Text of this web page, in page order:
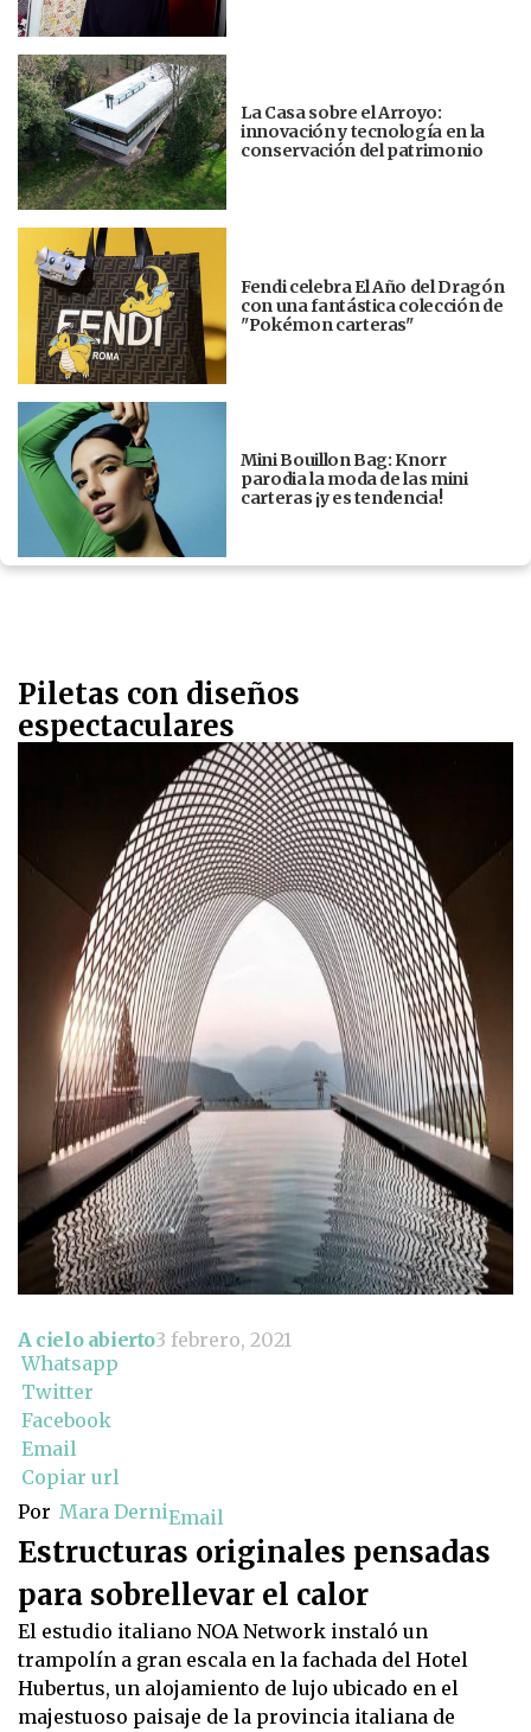
La Casa sobre el Arroyo:
innovación y tecnología en la
conservación del patrimonio
Fendi celebra El Año del Dragón
con una fantástica colección de
"Pokémon carteras"
Mini Bouillon Bag: Knorr
parodia la moda de las mini
carteras ¡y es tendencia!
Piletas con diseños
espectaculares
A cielo abierto3 febrero, 2021
Whatsapp
Twitter
Facebook
Email
Copiar url
Por Mara DerniEmail
Estructuras originales pensadas
para sobrellevar el calor
El estudio italiano NOA Network instaló un
trampolín a gran escala en la fachada del Hotel
Hubertus, un alojamiento de lujo ubicado en el
majestuoso paisaje de la provincia italiana de